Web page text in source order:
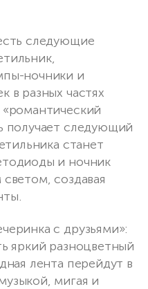
следующие
ночники и
в разных частях
получает следующий
станет
и ночник
создавая
с друзьями»:
яркий разноцветный
лента перейдут в
мигая и